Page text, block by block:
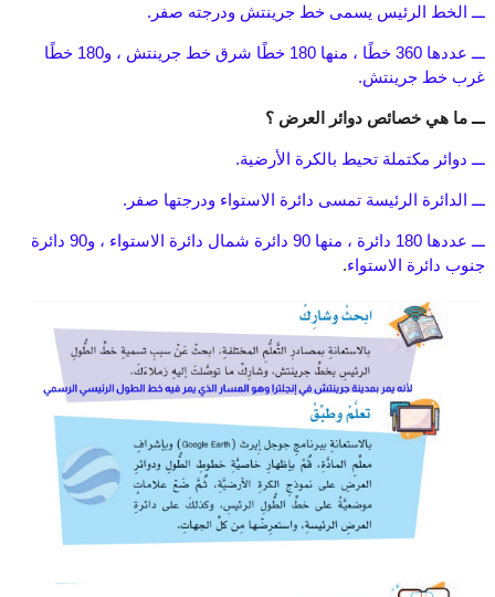
ـــ الخط الرئيس يسمى خط جرينتش ودرجته صفر.
ـــ عددها 360 خطًا ، منها 180 خطًا شرق خط جرينتش ، و180 خطًا
غرب خط جرينتش.
ـــ ما هي خصائص دوائر العرض ؟
ـــ دوائر مكتملة تحيط بالكرة الأرضية.
ـــ الدائرة الرئيسة تمسى دائرة الاستواء ودرجتها صفر.
ـــ عددها 180 دائرة ، منها 90 دائرة شمال دائرة الاستواء ، و90 دائرة
جنوب دائرة الاستواء.